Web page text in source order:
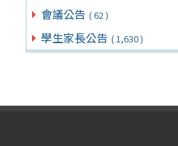
會議公告 ( 62 )
學生家長公告 ( 1,630 )